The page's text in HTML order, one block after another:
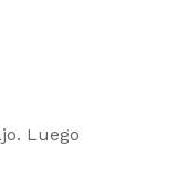
Luego